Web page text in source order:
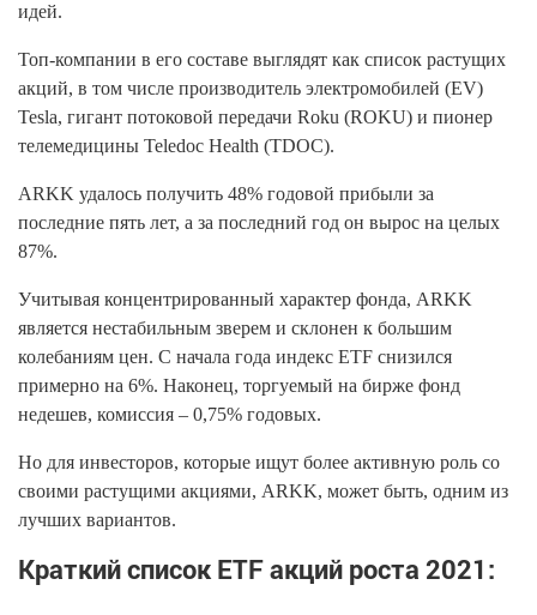
идей.
Топ-компании в его составе выглядят как список растущих
акций, в том числе производитель электромобилей (EV)
Tesla, гигант потоковой передачи Roku (ROKU) и пионер
телемедицины Teledoc Health (TDOC).
ARKK удалось получить 48% годовой прибыли за
последние пять лет, а за последний год он вырос на целых
87%.
Учитывая концентрированный характер фонда, ARKK
является нестабильным зверем и склонен к большим
колебаниям цен. С начала года индекс ETF снизился
примерно на 6%. Наконец, торгуемый на бирже фонд
недешев, комиссия – 0,75% годовых.
Но для инвесторов, которые ищут более активную роль со
своими растущими акциями, ARKK, может быть, одним из
лучших вариантов.
Краткий список ETF акций роста 2021: